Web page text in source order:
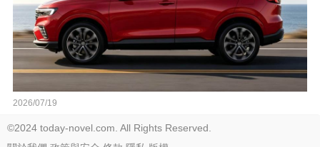
2026/07/19
©2024 today-novel.com. All Rights Reserved.